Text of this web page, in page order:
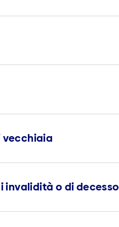
vecchiaia
invalidità o di decesso